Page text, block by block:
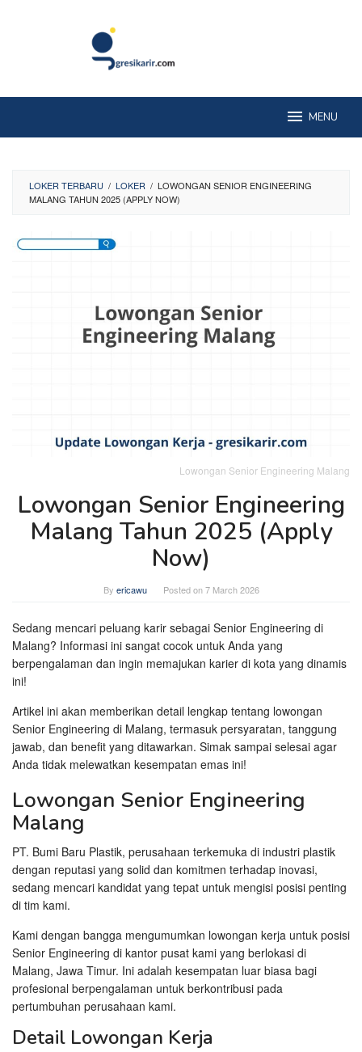
MENU
LOKER TERBARU / LOKER / LOWONGAN SENIOR ENGINEERING
MALANG TAHUN 2025 (APPLY NOW)
Lowongan Senior Engineering Malang
Lowongan Senior Engineering
Malang Tahun 2025 (Apply
Now)
By ericawu Posted on7 March 2026
Sedang mencari peluang karir sebagai Senior Engineering di
Malang? Informasi ini sangat cocok untuk Anda yang
berpengalaman dan ingin memajukan karier di kota yang dinamis
ini!
Artikel ini akan memberikan detail lengkap tentang lowongan
Senior Engineering di Malang, termasuk persyaratan, tanggung
jawab, dan benefit yang ditawarkan. Simak sampai selesai agar
Anda tidak melewatkan kesempatan emas ini!
Lowongan Senior Engineering
Malang
PT. Bumi Baru Plastik, perusahaan terkemuka di industri plastik
dengan reputasi yang solid dan komitmen terhadap inovasi,
sedang mencari kandidat yang tepat untuk mengisi posisi penting
di tim kami.
Kami dengan bangga mengumumkan lowongan kerja untuk posisi
Senior Engineering di kantor pusat kami yang berlokasi di
Malang, Jawa Timur. Ini adalah kesempatan luar biasa bagi
profesional berpengalaman untuk berkontribusi pada
pertumbuhan perusahaan kami.
Detail Lowongan Kerja